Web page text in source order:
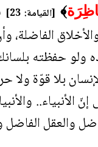
﴾ [القيامة: 23]
ولو حفظته
بلا قوّة ولا
والعقل الفاضل